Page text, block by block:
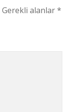
Gerekli alanlar*